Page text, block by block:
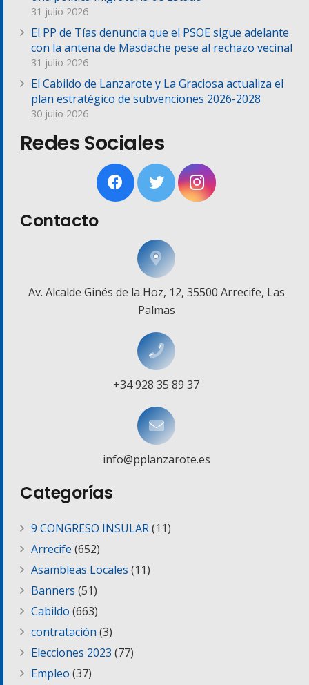
31 julio 2026
El PP de Tías denuncia que el PSOE sigue adelante
con la antena de Masdache pese al rechazo vecinal
31 julio 2026
El Cabildo de Lanzarote y La Graciosa actualiza el
plan estratégico de subvenciones 2026-2028
30 julio 2026
Redes Sociales
Contacto
Av. Alcalde Ginés de la Hoz, 12, 35500 Arrecife, Las
Palmas
+34 928 35 89 37
info@pplanzarote.es
Categorías
9 CONGRESO INSULAR(11)
Arrecife (652)
Asambleas Locales (11)
Banners (51)
Cabildo (663)
contratación (3)
Elecciones 2023 (77)
Empleo (37)